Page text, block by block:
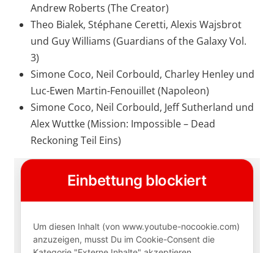
Andrew Roberts (The Creator)
Theo Bialek, Stéphane Ceretti, Alexis Wajsbrot
und Guy Williams (Guardians of the Galaxy Vol.
3)
Simone Coco, Neil Corbould, Charley Henley und
Luc-Ewen Martin-Fenouillet (Napoleon)
Simone Coco, Neil Corbould, Jeff Sutherland und
Alex Wuttke (Mission: Impossible – Dead
Reckoning Teil Eins)